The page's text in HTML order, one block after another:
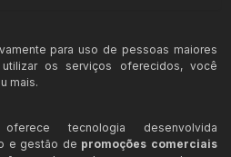
para uso de pessoas maiores
os serviços oferecidos, você
mais.
tecnologia desenvolvida
e gestão de promoções comerciais